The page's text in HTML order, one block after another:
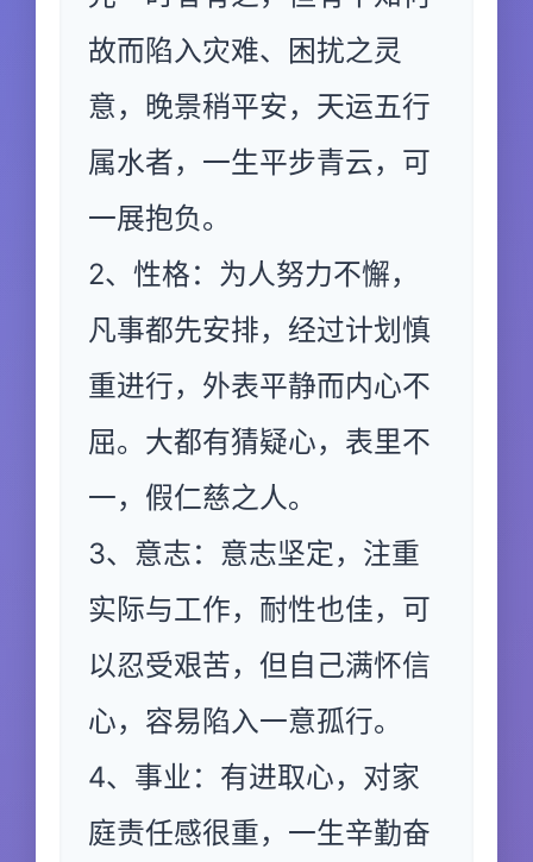
故而陷入灾难、困扰之灵
意，晚景稍平安，天运五行
属水者，一生平步青云，可
一展抱负。
2、性格：为人努力不懈，
凡事都先安排，经过计划慎
重进行，外表平静而内心不
屈。大都有猜疑心，表里不
一，假仁慈之人。
3、意志：意志坚定，注重
实际与工作，耐性也佳，可
以忍受艰苦，但自己满怀信
心，容易陷入一意孤行。
4、事业：有进取心，对家
庭责任感很重，一生辛勤奋